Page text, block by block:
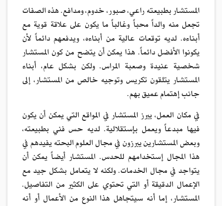
المستشار بطبيعته راعي، صبور، خدوم، ومدافع. هذه الصفات
تجعل منه والداً محباً وغالباً ما يكون على علاقة قوية مع
أبناءه. لديه توقعات عالية من أبناءه، ويدفعهم دائماً لأن
يكونوا الأفضل دائماً. هذا يمكن أن يتضح من كون المستشار
شخصية عنيدة وصعبة المراس. ولكن بشكل عام، أبناء
المستشار يتلقون تكريس وتوجيه خالص من المستشار، إلى
جانب إهتمام عميق بهم.
في مكان العمل، يبرز المستشار في المواقع التي يمكن أن يكون
فيها مبدعاً ويعمل بإستقلالية. لديه حس فني بطبيعته،
وبعض المستشارين يبرزون في مجال العلوم البحته يفيدهم في
هذا المجال إستخدامهم للحدس. المستشار أيضاً يمكن أن
يتواجد في مجال الخدمات. ولكنه لا يتعامل بشكل جيد مع
الإعمال الدقيقة أو التي تحتوي على الكثير من التفاصيل.
المستشار، إما أنه سيتجاهل هذا النوع من الأعمال أو أنه